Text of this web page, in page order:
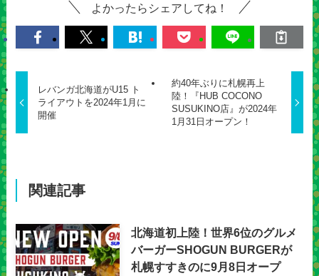
よかったらシェアしてね！
レバンガ北海道がU15 ト
ライアウトを2024年1月に
開催
約40年ぶりに札幌再上
陸！『HUB COCONO
SUSUKINO店』が2024年
1月31日オープン！
関連記事
北海道初上陸！世界6位のグルメ
バーガーSHOGUN BURGERが
札幌すすきのに9月8日オープ